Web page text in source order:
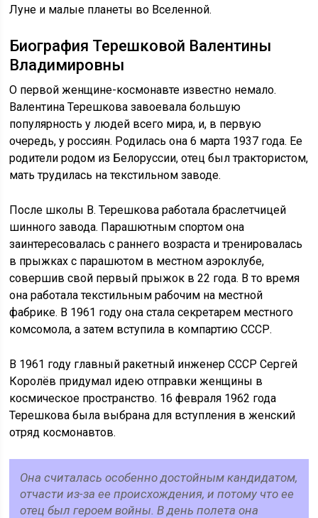
Луне и малые планеты во Вселенной.
Биография Терешковой Валентины
Владимировны
О первой женщине-космонавте известно немало.
Валентина Терешкова завоевала большую
популярность у людей всего мира, и, в первую
очередь, у россиян. Родилась она 6 марта 1937 года. Ее
родители родом из Белоруссии, отец был трактористом,
мать трудилась на текстильном заводе.
После школы В. Терешкова работала браслетчицей
шинного завода. Парашютным спортом она
заинтересовалась с раннего возраста и тренировалась
в прыжках с парашютом в местном аэроклубе,
совершив свой первый прыжок в 22 года. В то время
она работала текстильным рабочим на местной
фабрике. В 1961 году она стала секретарем местного
комсомола, а затем вступила в компартию СССР.
В 1961 году главный ракетный инженер СССР Сергей
Королёв придумал идею отправки женщины в
космическое пространство. 16 февраля 1962 года
Терешкова была выбрана для вступления в женский
отряд космонавтов.
Она считалась особенно достойным кандидатом,
отчасти из-за ее происхождения, и потому что ее
отец был героем войны. В день полета она